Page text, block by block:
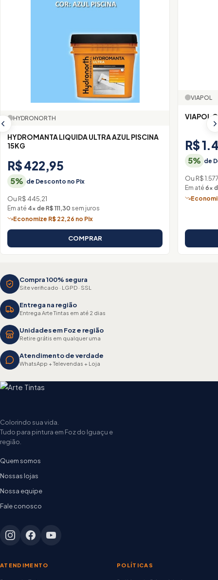
HYDRONORTH
HYDROMANTA LIQUIDA ULTRA AZUL PISCINA
15KG
R$ 422,95
5% de Desconto no Pix
Ou R$ 445,21
Em até 4× de R$ 111,30 sem juros
Economize R$ 22,26 no Pix
COMPRAR
VIAPOL
VIAPOL
R$
5% de
Ou R$
Em até6×
Compra 100% segura
Site verificado · LGPD · SSL
Entrega na região
Entrega Arte Tintas em até 2 dias
Unidades em Foz e região
Retire grátis em qualquer uma
Atendimento de verdade
WhatsApp + Televendas + Loja
Colorindo sua vida.
Tudo para pintura em Foz do Iguaçu e
região.
Quem somos
Nossas lojas
Nossa equipe
Fale conosco
ATENDIMENTO POLÍTICAS